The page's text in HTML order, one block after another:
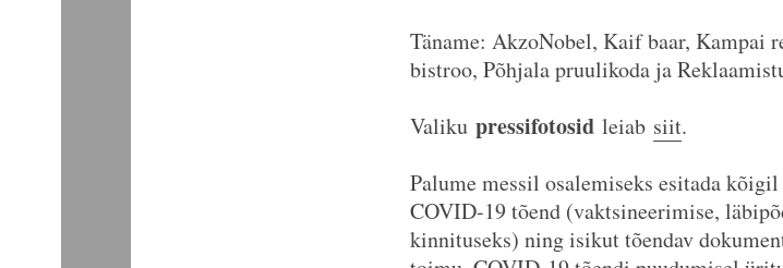
Täname: AkzoNobel, Kaif baar, Kampai
bistroo, Põhjala pruulikoda ja
Valiku pressifotosid leiab siit.
Palume messil osalemiseks esitada
COVID-19 tõend (vaktsineerimise,
kinnituseks) ning isikut tõendav